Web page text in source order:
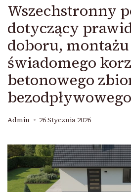
Wszechstronny
dotyczący
doboru,
świadomego
betonowego
bezodpływowego
Admin 26 Stycznia 2026